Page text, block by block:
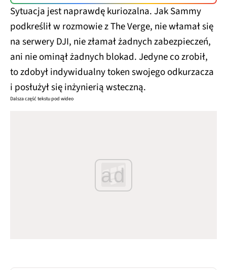
Sytuacja jest naprawdę kuriozalna. Jak Sammy
podkreślił w rozmowie z The Verge, nie włamał się
na serwery DJI, nie złamał żadnych zabezpieczeń,
ani nie ominął żadnych blokad. Jedyne co zrobił,
to zdobył indywidualny token swojego odkurzacza
i posłużył się inżynierią wsteczną.
Dalsza część tekstu pod wideo
ad